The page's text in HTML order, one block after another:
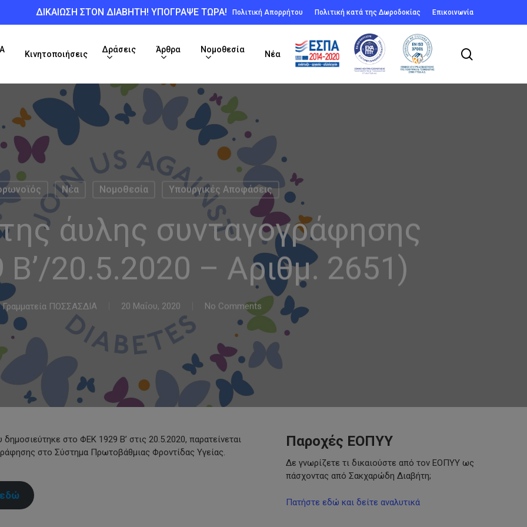
ΔΙΚΑΙΩΣΗ ΣΤΟΝ ΔΙΑΒΗΤΗ! ΥΠΟΓΡΑΨΕ ΤΩΡΑ! Πολιτική Απορρήτου Πολιτική κατά της Δωροδοκίας Επικοινωνία
Κινητοποιήσεις
Δράσεις Άρθρα Νομοθεσία
Νέα
Νέα Νομοθεσία Υπουργικές Αποφάσεις
άυλης συνταγογράφησης
20.5.2020 – Αριθμ. 2651)
Γραμματεία ΠΟΣΣΑΣΔΙΑ 20 Μαΐου, 2020 No Comments
στο ΦΕΚ 1929 Β’ στις 20.5.2020, παρατείνεται
στο Σύστημα Πρωτοβάθμιας Φροντίδας Υγείας.
Παροχές ΕΟΠΥΥ
Δε γνωρίζετε τι δικαιούστε από τον ΕΟΠΥΥ ως
πάσχοντας από Σακχαρώδη Διαβήτη;
Πατήστε εδώ και δείτε αναλυτικά